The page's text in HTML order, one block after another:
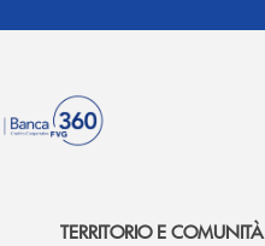
TERRITORIO E COMUNITÀ